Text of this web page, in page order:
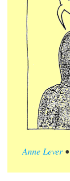
Anne Lever•